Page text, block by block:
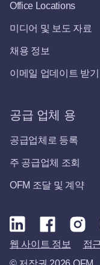
Office Locations
미디어 및 보도 자료
채용 정보
이메일 업데이트 받기
공급 업체 용
공급업체로 등록
주 공급업체 조회
OFM 조달 및 계약
웹 사이트 정보 접